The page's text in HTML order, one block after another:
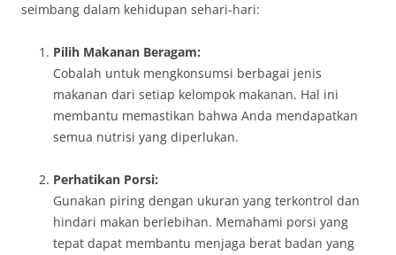
seimbang dalam kehidupan sehari-hari:
Pilih Makanan Beragam:
Cobalah untuk mengkonsumsi berbagai jenis
makanan dari setiap kelompok makanan. Hal ini
membantu memastikan bahwa Anda mendapatkan
semua nutrisi yang diperlukan.
Perhatikan Porsi:
Gunakan piring dengan ukuran yang terkontrol dan
hindari makan berlebihan. Memahami porsi yang
tepat dapat membantu menjaga berat badan yang